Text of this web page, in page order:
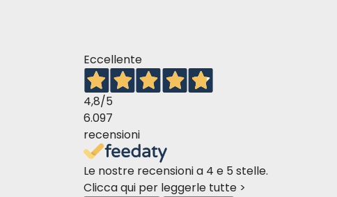
Eccellente
4,8/5
6.097
recensioni
Le nostre recensioni a 4 e 5 stelle.
Clicca qui per leggerle tutte >